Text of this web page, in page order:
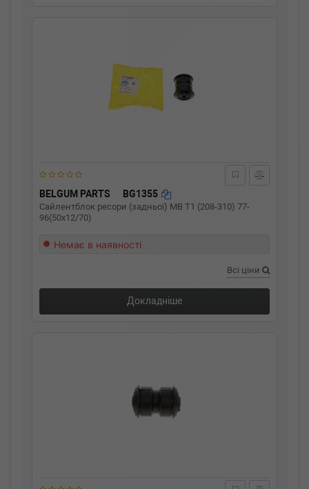
BELGUM PARTS BG1355
Сайлентблок ресори (задньої) MB T1 (208-310) 77-
96(50x12/70)
Немає в наявності
Всі ціни
Докладніше